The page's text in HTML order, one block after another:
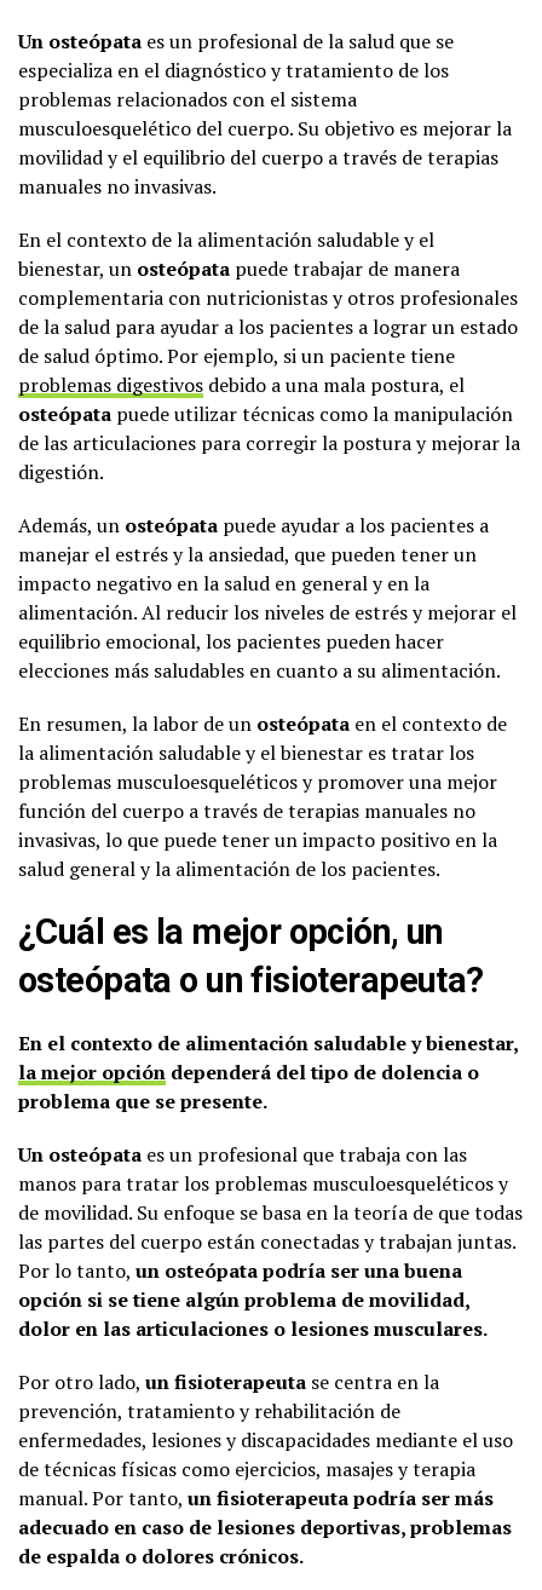
Un osteópata es un profesional de la salud que se
especializa en el diagnóstico y tratamiento de los
problemas relacionados con el sistema
musculoesquelético del cuerpo. Su objetivo es mejorar la
movilidad y el equilibrio del cuerpo a través de terapias
manuales no invasivas.
En el contexto de la alimentación saludable y el
bienestar, un osteópata puede trabajar de manera
complementaria con nutricionistas y otros profesionales
de la salud para ayudar a los pacientes a lograr un estado
de salud óptimo. Por ejemplo, si un paciente tiene
problemas digestivos debido a una mala postura, el
osteópata puede utilizar técnicas como la manipulación
de las articulaciones para corregir la postura y mejorar la
digestión.
Además, un osteópata puede ayudar a los pacientes a
manejar el estrés y la ansiedad, que pueden tener un
impacto negativo en la salud en general y en la
alimentación. Al reducir los niveles de estrés y mejorar el
equilibrio emocional, los pacientes pueden hacer
elecciones más saludables en cuanto a su alimentación.
En resumen, la labor de un osteópata en el contexto de
la alimentación saludable y el bienestar es tratar los
problemas musculoesqueléticos y promover una mejor
función del cuerpo a través de terapias manuales no
invasivas, lo que puede tener un impacto positivo en la
salud general y la alimentación de los pacientes.
¿Cuál es la mejor opción, un
osteópata o un fisioterapeuta?
En el contexto de alimentación saludable y bienestar,
la mejor opción dependerá del tipo de dolencia o
problema que se presente.
Un osteópata es un profesional que trabaja con las
manos para tratar los problemas musculoesqueléticos y
de movilidad. Su enfoque se basa en la teoría de que todas
las partes del cuerpo están conectadas y trabajan juntas.
Por lo tanto, un osteópata podría ser una buena
opción si se tiene algún problema de movilidad,
dolor en las articulaciones o lesiones musculares.
Por otro lado, un fisioterapeuta se centra en la
prevención, tratamiento y rehabilitación de
enfermedades, lesiones y discapacidades mediante el uso
de técnicas físicas como ejercicios, masajes y terapia
manual. Por tanto, un fisioterapeuta podría ser más
adecuado en caso de lesiones deportivas, problemas
de espalda o dolores crónicos.